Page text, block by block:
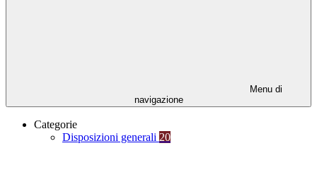
Menu di
navigazione
Categorie
Disposizioni generali 20